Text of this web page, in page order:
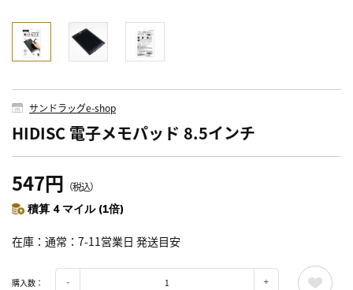
サンドラッグe-shop
HIDISC 電子メモパッド 8.5インチ
547円 （税込）
積算 4 マイル (1倍)
在庫 通常：7-11営業日 発送目安
購入数：